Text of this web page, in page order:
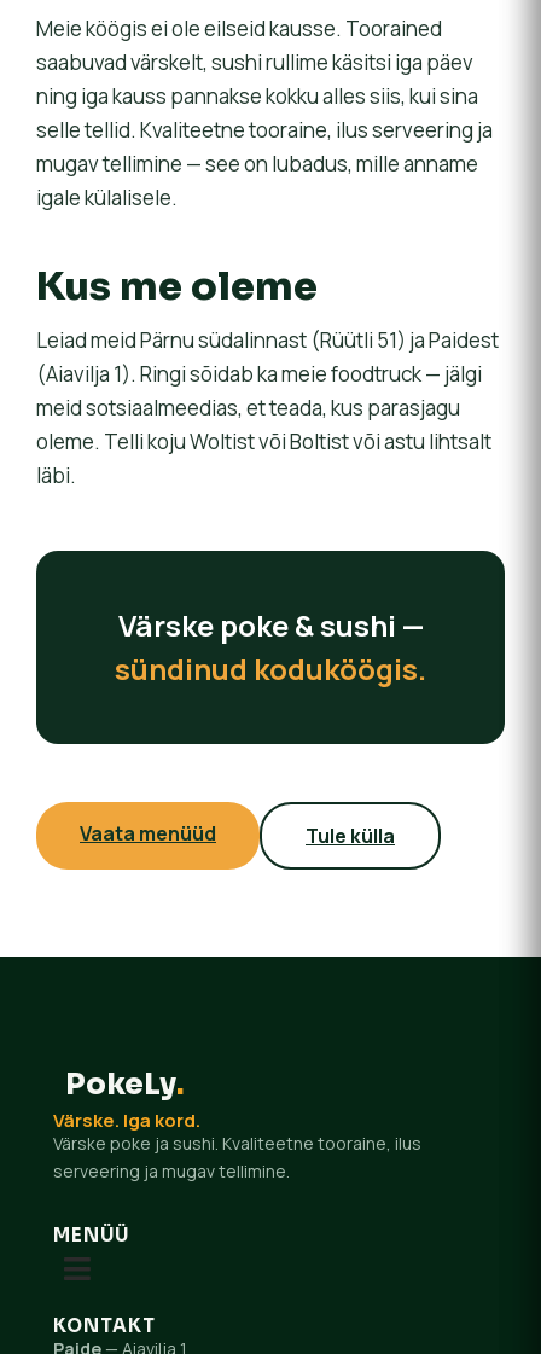
Meie köögis ei ole eilseid kausse. Toorained
saabuvad värskelt, sushi rullime käsitsi iga päev
ning iga kauss pannakse kokku alles siis, kui sina
selle tellid. Kvaliteetne tooraine, ilus serveering ja
mugav tellimine — see on lubadus, mille anname
igale külalisele.
Kus me oleme
Leiad meid Pärnu südalinnast (Rüütli 51) ja Paidest
(Aiavilja 1). Ringi sõidab ka meie foodtruck — jälgi
meid sotsiaalmeedias, et teada, kus parasjagu
oleme. Telli koju Woltist või Boltist või astu lihtsalt
läbi.
Värske poke & sushi —
sündinud koduköögis.
Vaata menüüd Tule külla
PokeLy.
Värske. Iga kord.
Värske poke ja sushi. Kvaliteetne tooraine, ilus
serveering ja mugav tellimine.
MENÜÜ
KONTAKT
Paide — Aiavilja 1